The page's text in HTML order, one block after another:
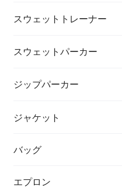
スウェットトレーナー
スウェットパーカー
ジップパーカー
ジャケット
バッグ
エプロン